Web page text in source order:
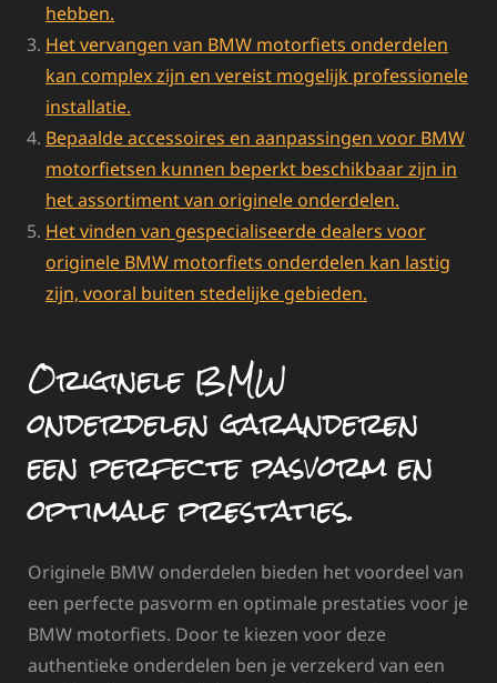
hebben.
Het vervangen van BMW motorfiets onderdelen
kan complex zijn en vereist mogelijk professionele
installatie.
Bepaalde accessoires en aanpassingen voor BMW
motorfietsen kunnen beperkt beschikbaar zijn in
het assortiment van originele onderdelen.
Het vinden van gespecialiseerde dealers voor
originele BMW motorfiets onderdelen kan lastig
zijn, vooral buiten stedelijke gebieden.
Originele BMW
onderdelen garanderen
een perfecte pasvorm en
optimale prestaties.
Originele BMW onderdelen bieden het voordeel van
een perfecte pasvorm en optimale prestaties voor je
BMW motorfiets. Door te kiezen voor deze
authentieke onderdelen ben je verzekerd van een